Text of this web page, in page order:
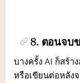
8. ตอนจบ
บางครั้ง AI ก็สร้
หรือเขียนต่อหลัง